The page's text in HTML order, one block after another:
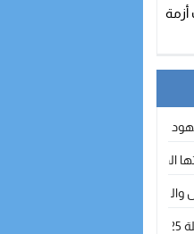
لتطوير الممارسة الكروية بجهة
الدولية: تكوين متخصص في التراث
والقلق ؟